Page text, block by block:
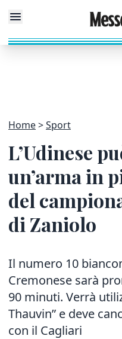
Home Sport
L’Udinese
un’arma in
del
di Zaniolo
Il numero 10
Cremonese sarà
90 minuti. Verrà
Thauvin” e deve
con il Cagliari